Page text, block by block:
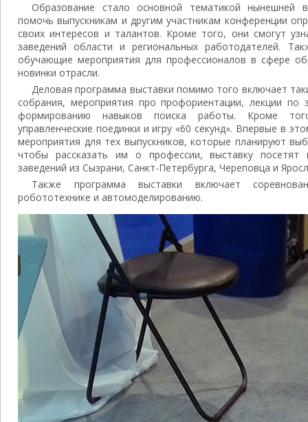
Образование стало основной тематикой нынешней
помочь выпускникам и другим участникам конференции
своих интересов и талантов. Кроме того, они смогут
заведений области и региональных работодателей.
обучающие мероприятия для профессионалов в сфере
новинки отрасли.
Деловая программа выставки помимо того включает
собрания, мероприятия про профориентации, лекции по
формированию навыков поиска работы. Кроме
управленческие поединки и игру «60 секунд». Впервые в
мероприятия для тех выпускников, которые планируют
чтобы рассказать им о профессии, выставку посетят
заведений из Сызрани, Санкт-Петербурга, Череповца и
Также программа выставки включает
робототехнике и автомоделированию.